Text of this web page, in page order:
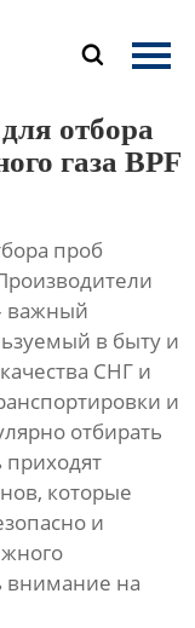

отбора
газа BPF
проб
важный
в быту и
СНГ и
и
отбирать
которые
и
внимание на